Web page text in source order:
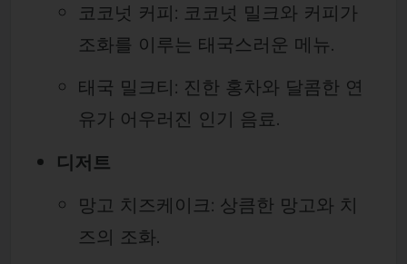
코코넛 커피: 코코넛 밀크와 커피가
조화를 이루는 태국스러운 메뉴.
태국 밀크티: 진한 홍차와 달콤한 연
유가 어우러진 인기 음료.
디저트
망고 치즈케이크: 상큼한 망고와 치
즈의 조화.